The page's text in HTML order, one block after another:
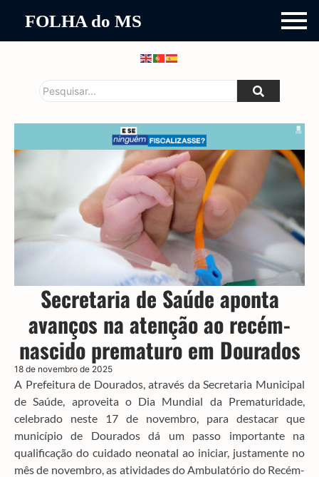
FOLHA do MS
Secretaria de Saúde aponta
avanços na atenção ao recém-
nascido prematuro em Dourados
18 de novembro de 2025
A Prefeitura de Dourados, através da Secretaria Municipal
de Saúde, aproveita o Dia Mundial da Prematuridade,
celebrado neste 17 de novembro, para destacar que
município de Dourados dá um passo importante na
qualificação do cuidado neonatal ao iniciar, justamente no
mês de novembro, as atividades do Ambulatório do Recém-